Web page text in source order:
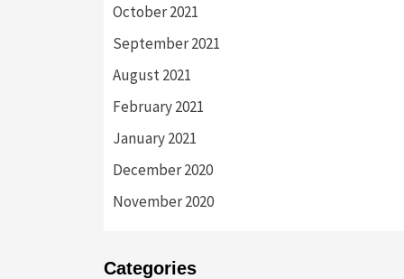
October 2021
September 2021
August 2021
February 2021
January 2021
December 2020
November 2020
Categories